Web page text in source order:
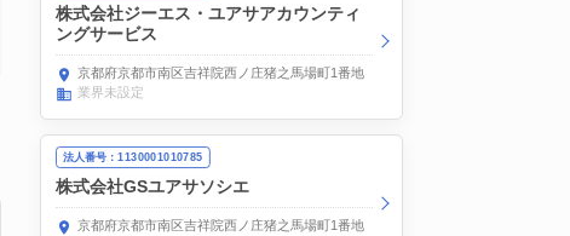
株式会社ジーエス・ユアサアカウンティ
ングサービス
京都府京都市南区吉祥院西ノ庄猪之馬場町1番地
業界未設定
法人番号：1130001010785
株式会社GSユアサソシエ
京都府京都市南区吉祥院西ノ庄猪之馬場町1番地